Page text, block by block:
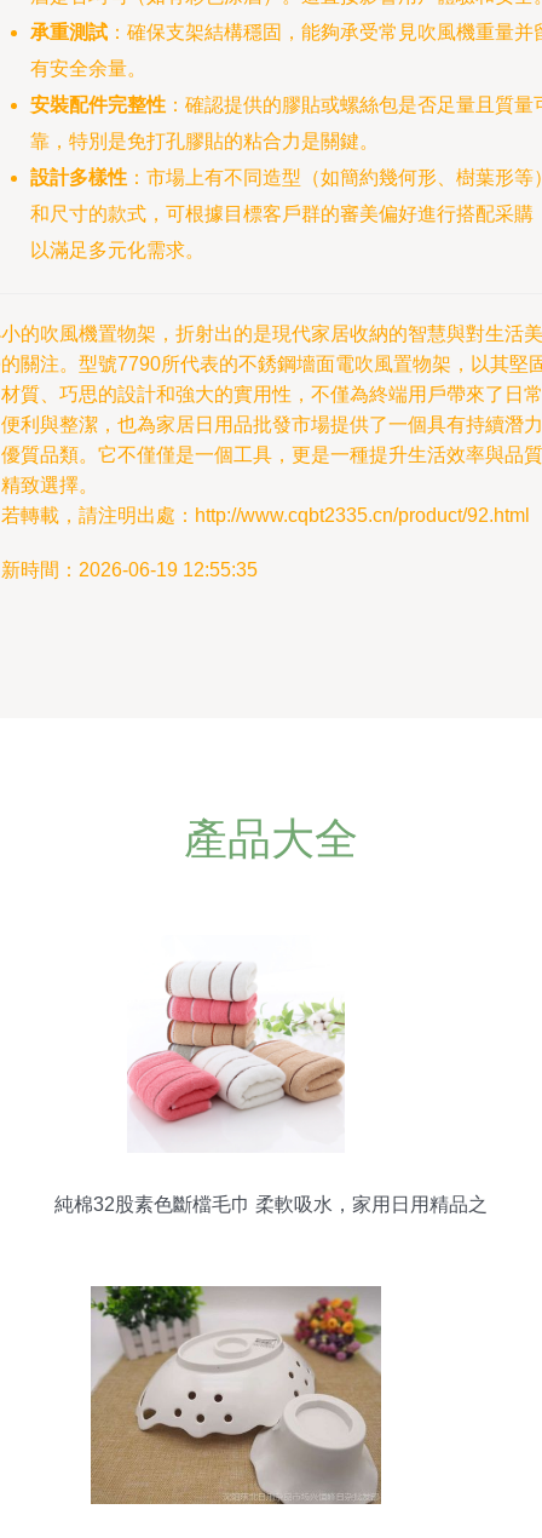
承重測試 ：確保支架結構穩固，能夠承受常見吹風機重量并
有安全余量。
安裝配件完整性 ：確認提供的膠貼或螺絲包是否足量且質量
靠，特別是免打孔膠貼的粘合力是關鍵。
設計多樣性 ：市場上有不同造型（如簡約幾何形、樹葉形等
和尺寸的款式，可根據目標客戶群的審美偏好進行搭配采購
以滿足多元化需求。
的吹風機置物架，折射出的是現代家居收納的智慧與對生活美
關注。型號7790所代表的不銹鋼墻面電吹風置物架，以其堅
質、巧思的設計和強大的實用性，不僅為終端用戶帶來了日常
利與整潔，也為家居日用品批發市場提供了一個具有持續潛力
質品類。它不僅僅是一個工具，更是一種提升生活效率與品質
致選擇。
轉載，請注明出處：http://www.cqbt2335.cn/product/92.html
時間：2026-06-19 12:55:35
產品大全
純棉32股素色斷檔毛巾 柔軟吸水，家用日用精品之